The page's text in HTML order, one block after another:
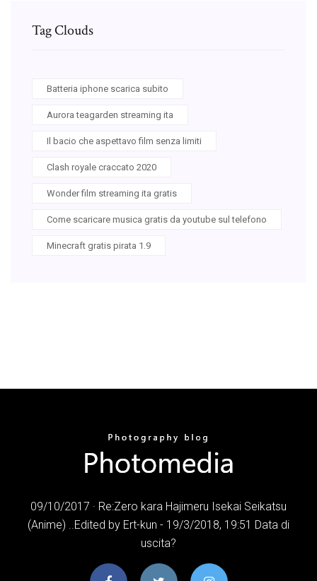
Tag Clouds
Batteria iphone scarica subito
Aurora teagarden streaming ita
Il bacio che aspettavo film senza limiti
Clash royale craccato 2020
Wonder film streaming ita gratis
Come scaricare musica gratis da youtube sul telefono
Minecraft gratis pirata 1.9
09/10/2017 · Re:Zero kara Hajimeru Isekai Seikatsu
(Anime) ..Edited by Ert-kun - 19/3/2018, 19:51 Data di
uscita?